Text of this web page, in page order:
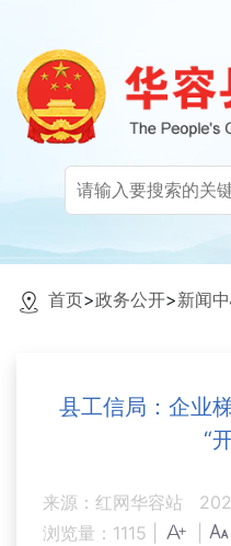
首页>政务公开>新闻
县工信局：企业
“
来源：红网华容站
浏览量： 1115